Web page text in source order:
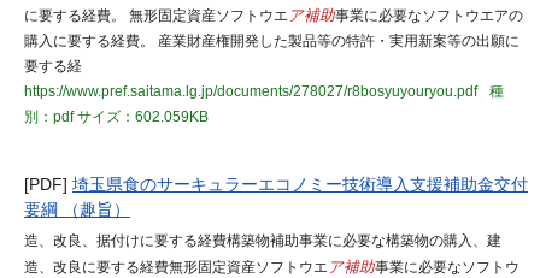
に要する経費。 無形固定資産ソフトウエ ア補助事業に必要なソフトウエアの
購入に要する経費。 産業財産権開発した製品等の特許・実用新案等の出願に
要する経
https://www.pref.saitama.lg.jp/documents/278027/r8bosyuyouryou.pdf
種
別：pdfサイズ：602.059KB
[PDF] 埼玉県食のサーキュラーエコノミー技術導入支援補助金交付
要綱 （趣旨）
造、改良、据付けに要する経費構築物補助事業に必要な構築物の購入、建
造、改良に要する経費無形固定資産ソフトウエ ア補助事業に必要なソフトウ